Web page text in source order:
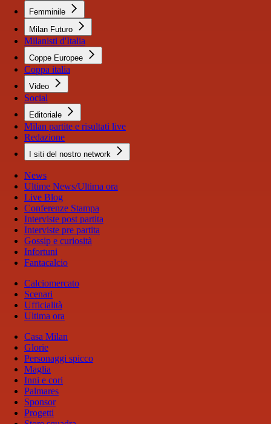
Femminile
Milan Futuro
Milanisti d'Italia
Coppe Europee
Coppa italia
Video
Social
Editoriale
Milan partite e risultati live
Redazione
I siti del nostro network
News
Ultime News/Ultima ora
Live Blog
Conferenze Stampa
Interviste post partita
Interviste pre partita
Gossip e curiosità
Infortuni
Fantacalcio
Calciomercato
Scenari
Ufficialità
Ultima ora
Casa Milan
Glorie
Personaggi spicco
Maglia
Inni e cori
Palmares
Sponsor
Progetti